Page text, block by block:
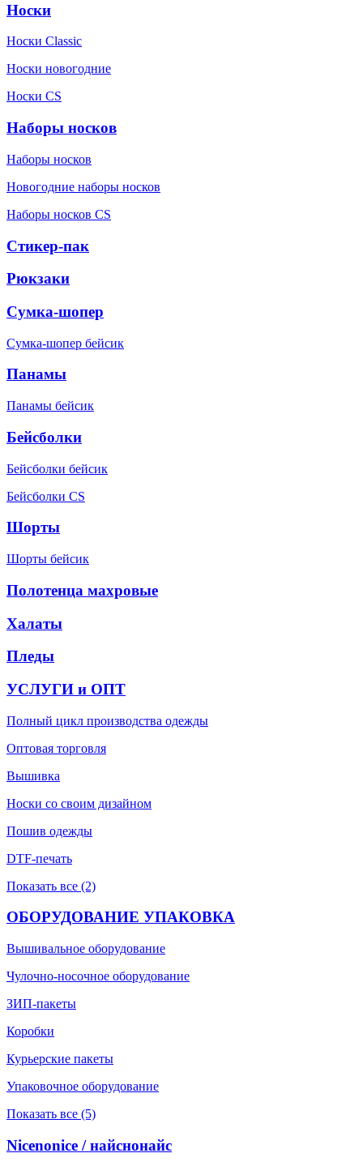
Носки
Носки Classic
Носки новогодние
Носки CS
Наборы носков
Наборы носков
Новогодние наборы носков
Наборы носков CS
Стикер-пак
Рюкзаки
Сумка-шопер
Сумка-шопер бейсик
Панамы
Панамы бейсик
Бейсболки
Бейсболки бейсик
Бейсболки CS
Шорты
Шорты бейсик
Полотенца махровые
Халаты
Пледы
УСЛУГИ и ОПТ
Полный цикл производства одежды
Оптовая торговля
Вышивка
Носки со своим дизайном
Пошив одежды
DTF-печать
Показать все (2)
ОБОРУДОВАНИЕ УПАКОВКА
Вышивальное оборудование
Чулочно-носочное оборудование
ЗИП-пакеты
Коробки
Курьерские пакеты
Упаковочное оборудование
Показать все (5)
Nicenonice / найснонайс